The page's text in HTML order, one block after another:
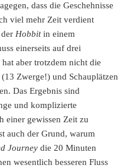
dass die Geschehnisse
viel mehr Zeit verdient
derHobbitin einem
einerseits auf drei
aber trotzdem nicht die
Zwerge!) und Schauplätzen
Das Ergebnis sind
und komplizierte
einer gewissen Zeit zu
auch der Grund, warum
Journey die 20 Minuten
wesentlich besseren Fluss